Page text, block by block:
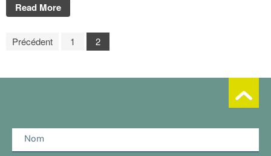
Read More
Précédent 1 2